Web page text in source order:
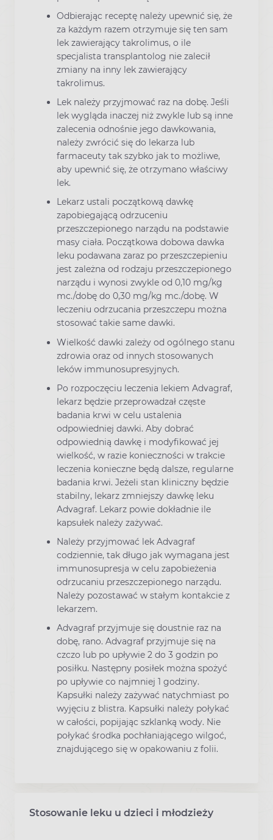
Odbierając receptę należy upewnić się, że
za każdym razem otrzymuje się ten sam
lek zawierający takrolimus, o ile
specjalista transplantolog nie zalecił
zmiany na inny lek zawierający
takrolimus.
Lek należy przyjmować raz na dobę. Jeśli
lek wygląda inaczej niż zwykle lub są inne
zalecenia odnośnie jego dawkowania,
należy zwrócić się do lekarza lub
farmaceuty tak szybko jak to możliwe,
aby upewnić się, że otrzymano właściwy
lek.
Lekarz ustali początkową dawkę
zapobiegającą odrzuceniu
przeszczepionego narządu na podstawie
masy ciała. Początkowa dobowa dawka
leku podawana zaraz po przeszczepieniu
jest zależna od rodzaju przeszczepionego
narządu i wynosi zwykle od 0,10 mg/kg
mc./dobę do 0,30 mg/kg mc./dobę. W
leczeniu odrzucania przeszczepu można
stosować takie same dawki.
Wielkość dawki zależy od ogólnego stanu
zdrowia oraz od innych stosowanych
leków immunosupresyjnych.
Po rozpoczęciu leczenia lekiem Advagraf,
lekarz będzie przeprowadzał częste
badania krwi w celu ustalenia
odpowiedniej dawki. Aby dobrać
odpowiednią dawkę i modyfikować jej
wielkość, w razie konieczności w trakcie
leczenia konieczne będą dalsze, regularne
badania krwi. Jeżeli stan kliniczny będzie
stabilny, lekarz zmniejszy dawkę leku
Advagraf. Lekarz powie dokładnie ile
kapsułek należy zażywać.
Należy przyjmować lek Advagraf
codziennie, tak długo jak wymagana jest
immunosupresja w celu zapobieżenia
odrzucaniu przeszczepionego narządu.
Należy pozostawać w stałym kontakcie z
lekarzem.
Advagraf przyjmuje się doustnie raz na
dobę, rano. Advagraf przyjmuje się na
czczo lub po upływie 2 do 3 godzin po
posiłku. Następny posiłek można spożyć
po upływie co najmniej 1 godziny.
Kapsułki należy zażywać natychmiast po
wyjęciu z blistra. Kapsułki należy połykać
w całości, popijając szklanką wody. Nie
połykać środka pochłaniającego wilgoć,
znajdującego się w opakowaniu z folii.
Stosowanie leku u dzieci i młodzieży